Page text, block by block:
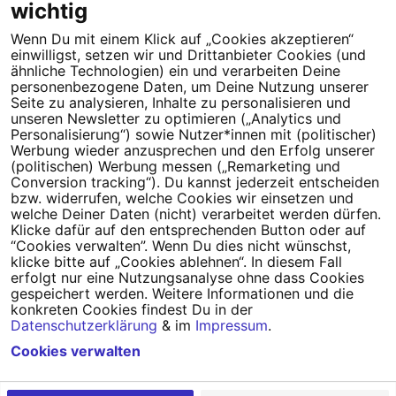
Tipps für deine Petition
Darum WeAct
Partnerprogramm
Erfolgreiche Petitionen
FAQs
Nutzungsbedingungen
Datenschutz
Impressum
Cookie-Einstellungen
Powered byCampact
wichtig
Wenn Du mit einem Klick auf „Cookies akzeptieren“
einwilligst, setzen wir und Drittanbieter Cookies (und
ähnliche Technologien) ein und verarbeiten Deine
personenbezogene Daten, um Deine Nutzung unserer
Seite zu analysieren, Inhalte zu personalisieren und
unseren Newsletter zu optimieren („Analytics und
Personalisierung“) sowie Nutzer*innen mit (politischer)
Werbung wieder anzusprechen und den Erfolg unserer
(politischen) Werbung messen („Remarketing und
Conversion tracking“). Du kannst jederzeit entscheiden
bzw. widerrufen, welche Cookies wir einsetzen und
welche Deiner Daten (nicht) verarbeitet werden dürfen.
Klicke dafür auf den entsprechenden Button oder auf
“Cookies verwalten”. Wenn Du dies nicht wünschst,
klicke bitte auf „Cookies ablehnen“. In diesem Fall
erfolgt nur eine Nutzungsanalyse ohne dass Cookies
gespeichert werden. Weitere Informationen und die
konkreten Cookies findest Du in der
Datenschutzerklärung & im Impressum.
Cookies verwalten